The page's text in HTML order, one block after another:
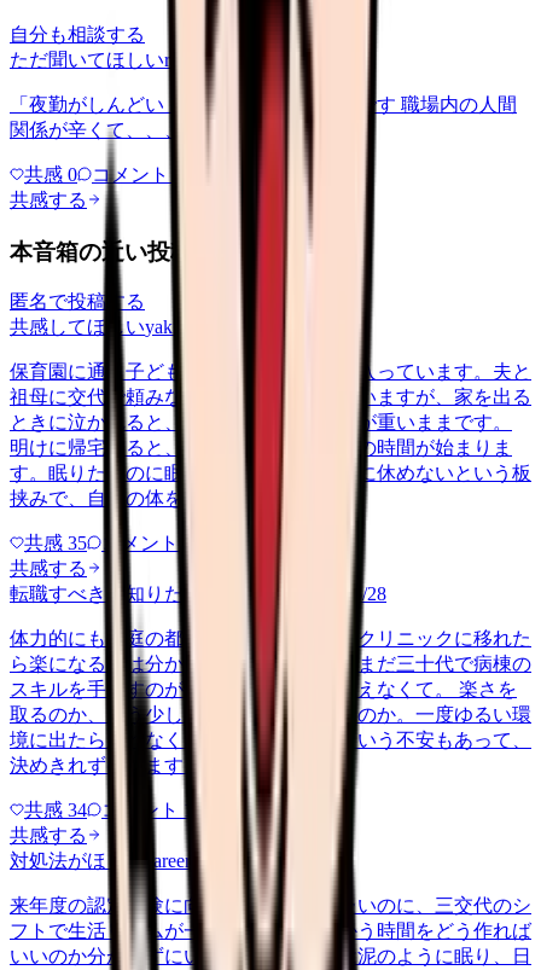
自分も相談する
ただ聞いてほしいrelationships
「夜勤がしんどい」について相談したいです 職場内の人間
関係が辛くて、、、
共感 0 コメント
共感する
本音箱の近い投稿
匿名で投稿する
共感してほしいyakin
保育園に通う子どもを育てながら夜勤に入っています。夫と
祖母に交代で頼みながらなんとか回していますが、家を出る
ときに泣かれると、勤務中ずっと胸の奥が重いままです。
明けに帰宅すると、今度はそのまま育児の時間が始まりま
す。眠りたいのに眠れない、休みたいのに休めないという板
挟みで、自分の体を後回しにする…
共感 35 コメント 2
共感する
転職すべきか知りたい
2026/6/28
体力的にも家庭の都合でも、日勤中心のクリニックに移れた
ら楽になるのは分かっています。ただ、まだ三十代で病棟の
スキルを手放すのが惜しい気持ちも、消えなくて。 楽さを
取るのか、もう少し急性期で力をつけるのか。一度ゆるい環
境に出たら戻れなくなるんじゃないかという不安もあって、
決めきれずにいます。考えの整…
共感 34 コメント 1
共感する
対処法がほしい career-growth 2026/6/24
来年度の認定試験に向けて勉強を始めたいのに、三交代のシ
フトで生活リズムが一定せず、机に向かう時間をどう作れば
いいのか分からずにいます。夜勤明けは泥のように眠り、日